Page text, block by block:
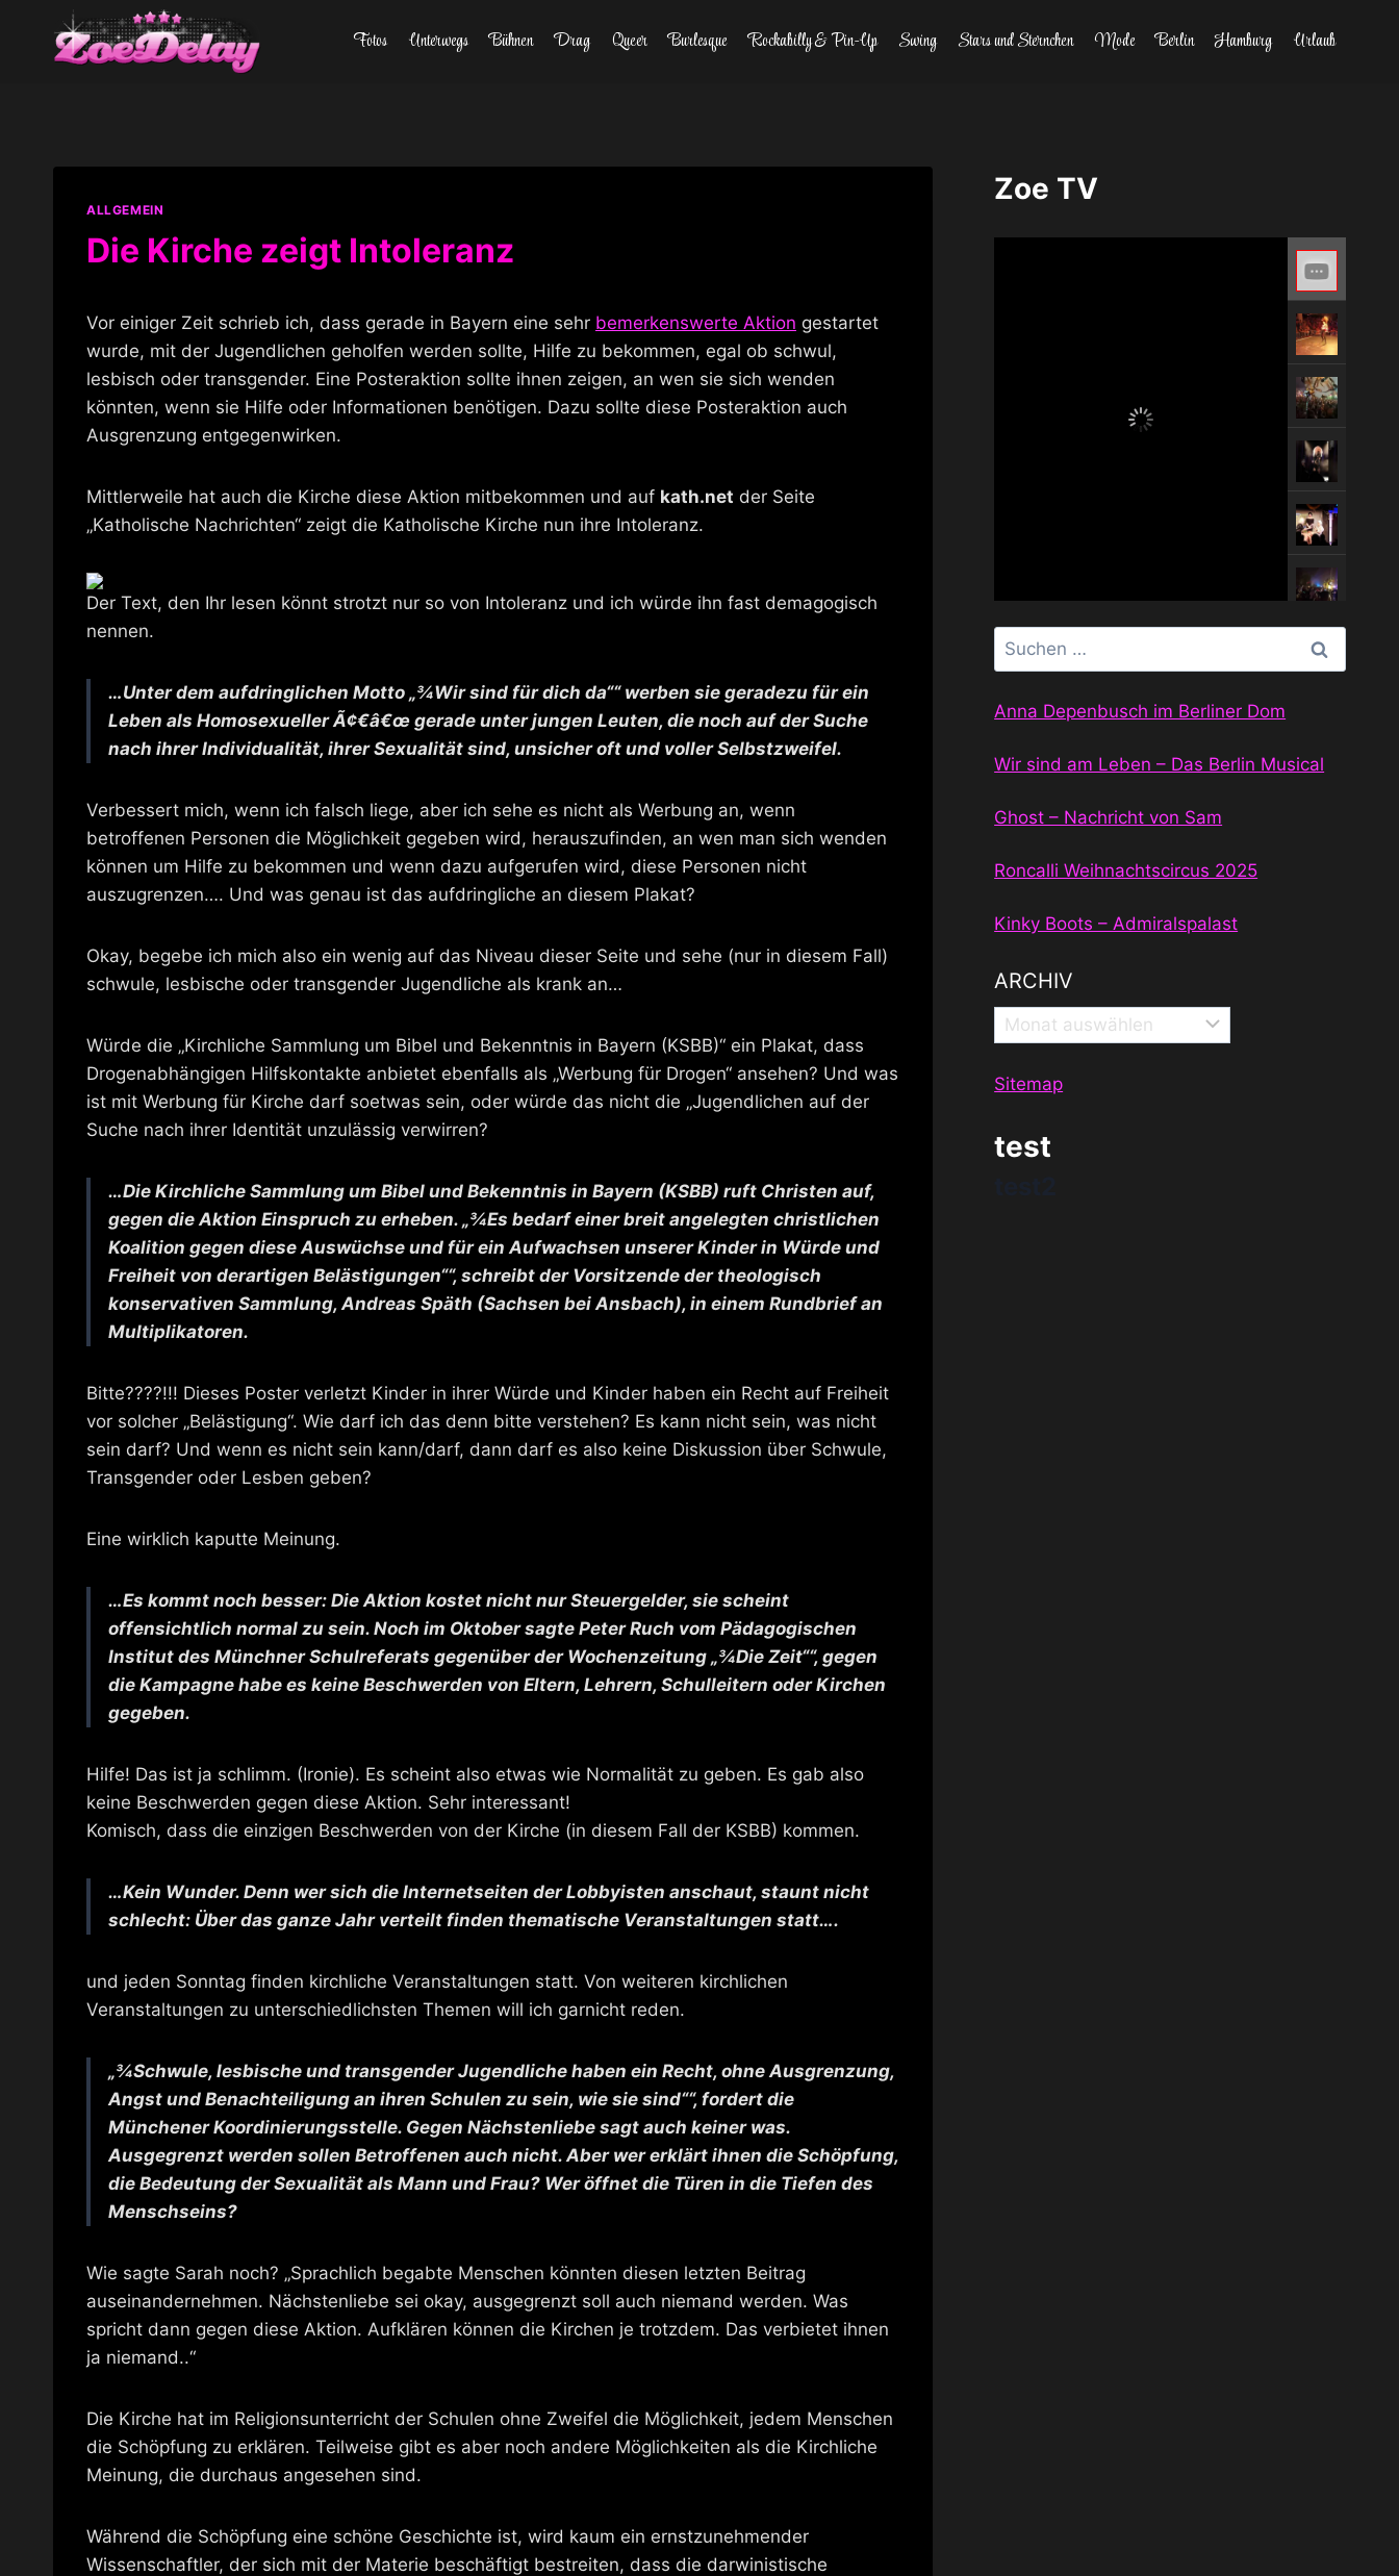
springen
Fotos Unterwegs Bühnen Drag Queer Burlesque Rockabilly & Pin-Up Swing Stars und Sternchen Mode Berlin Hamburg Urlaub
ALLGEMEIN
Die Kirche zeigt Intoleranz
Vor einiger Zeit schrieb ich, dass gerade in Bayern eine sehr bemerkenswerte Aktion gestartet
wurde, mit der Jugendlichen geholfen werden sollte, Hilfe zu bekommen, egal ob schwul,
lesbisch oder transgender. Eine Posteraktion sollte ihnen zeigen, an wen sie sich wenden
könnten, wenn sie Hilfe oder Informationen benötigen. Dazu sollte diese Posteraktion auch
Ausgrenzung entgegenwirken.
Mittlerweile hat auch die Kirche diese Aktion mitbekommen und auf kath.net der Seite
„Katholische Nachrichten“ zeigt die Katholische Kirche nun ihre Intoleranz.
Der Text, den Ihr lesen könnt strotzt nur so von Intoleranz und ich würde ihn fast demagogisch
nennen.
…Unter dem aufdringlichen Motto „¾Wir sind für dich da““ werben sie geradezu für ein
Leben als Homosexueller Ã¢€â€œ gerade unter jungen Leuten, die noch auf der Suche
nach ihrer Individualität, ihrer Sexualität sind, unsicher oft und voller Selbstzweifel.
Verbessert mich, wenn ich falsch liege, aber ich sehe es nicht als Werbung an, wenn
betroffenen Personen die Möglichkeit gegeben wird, herauszufinden, an wen man sich wenden
können um Hilfe zu bekommen und wenn dazu aufgerufen wird, diese Personen nicht
auszugrenzen…. Und was genau ist das aufdringliche an diesem Plakat?
Okay, begebe ich mich also ein wenig auf das Niveau dieser Seite und sehe (nur in diesem Fall)
schwule, lesbische oder transgender Jugendliche als krank an…
Würde die „Kirchliche Sammlung um Bibel und Bekenntnis in Bayern (KSBB)“ ein Plakat, dass
Drogenabhängigen Hilfskontakte anbietet ebenfalls als „Werbung für Drogen“ ansehen? Und was
ist mit Werbung für Kirche darf soetwas sein, oder würde das nicht die „Jugendlichen auf der
Suche nach ihrer Identität unzulässig verwirren?
…Die Kirchliche Sammlung um Bibel und Bekenntnis in Bayern (KSBB) ruft Christen auf,
gegen die Aktion Einspruch zu erheben. „¾Es bedarf einer breit angelegten christlichen
Koalition gegen diese Auswüchse und für ein Aufwachsen unserer Kinder in Würde und
Freiheit von derartigen Belästigungen““, schreibt der Vorsitzende der theologisch
konservativen Sammlung, Andreas Späth (Sachsen bei Ansbach), in einem Rundbrief an
Multiplikatoren.
Bitte????!!! Dieses Poster verletzt Kinder in ihrer Würde und Kinder haben ein Recht auf Freiheit
vor solcher „Belästigung“. Wie darf ich das denn bitte verstehen? Es kann nicht sein, was nicht
sein darf? Und wenn es nicht sein kann/darf, dann darf es also keine Diskussion über Schwule,
Transgender oder Lesben geben?
Eine wirklich kaputte Meinung.
…Es kommt noch besser: Die Aktion kostet nicht nur Steuergelder, sie scheint
offensichtlich normal zu sein. Noch im Oktober sagte Peter Ruch vom Pädagogischen
Institut des Münchner Schulreferats gegenüber der Wochenzeitung „¾Die Zeit““, gegen
die Kampagne habe es keine Beschwerden von Eltern, Lehrern, Schulleitern oder Kirchen
gegeben.
Hilfe! Das ist ja schlimm. (Ironie). Es scheint also etwas wie Normalität zu geben. Es gab also
keine Beschwerden gegen diese Aktion. Sehr interessant!
Komisch, dass die einzigen Beschwerden von der Kirche (in diesem Fall der KSBB) kommen.
…Kein Wunder. Denn wer sich die Internetseiten der Lobbyisten anschaut, staunt nicht
schlecht: Über das ganze Jahr verteilt finden thematische Veranstaltungen statt….
und jeden Sonntag finden kirchliche Veranstaltungen statt. Von weiteren kirchlichen
Veranstaltungen zu unterschiedlichsten Themen will ich garnicht reden.
„¾Schwule, lesbische und transgender Jugendliche haben ein Recht, ohne Ausgrenzung,
Angst und Benachteiligung an ihren Schulen zu sein, wie sie sind““, fordert die
Münchener Koordinierungsstelle. Gegen Nächstenliebe sagt auch keiner was.
Ausgegrenzt werden sollen Betroffenen auch nicht. Aber wer erklärt ihnen die Schöpfung,
die Bedeutung der Sexualität als Mann und Frau? Wer öffnet die Türen in die Tiefen des
Menschseins?
Wie sagte Sarah noch? „Sprachlich begabte Menschen könnten diesen letzten Beitrag
auseinandernehmen. Nächstenliebe sei okay, ausgegrenzt soll auch niemand werden. Was
spricht dann gegen diese Aktion. Aufklären können die Kirchen je trotzdem. Das verbietet ihnen
ja niemand..“
Die Kirche hat im Religionsunterricht der Schulen ohne Zweifel die Möglichkeit, jedem Menschen
die Schöpfung zu erklären. Teilweise gibt es aber noch andere Möglichkeiten als die Kirchliche
Meinung, die durchaus angesehen sind.
Während die Schöpfung eine schöne Geschichte ist, wird kaum ein ernstzunehmender
Wissenschaftler, der sich mit der Materie beschäftigt bestreiten, dass die darwinistische
Zoe TV
Suchen
nach:
Anna Depenbusch im Berliner Dom
Wir sind am Leben – Das Berlin Musical
Ghost – Nachricht von Sam
Roncalli Weihnachtscircus 2025
Kinky Boots – Admiralspalast
ARCHIV
Archiv
Sitemap
test